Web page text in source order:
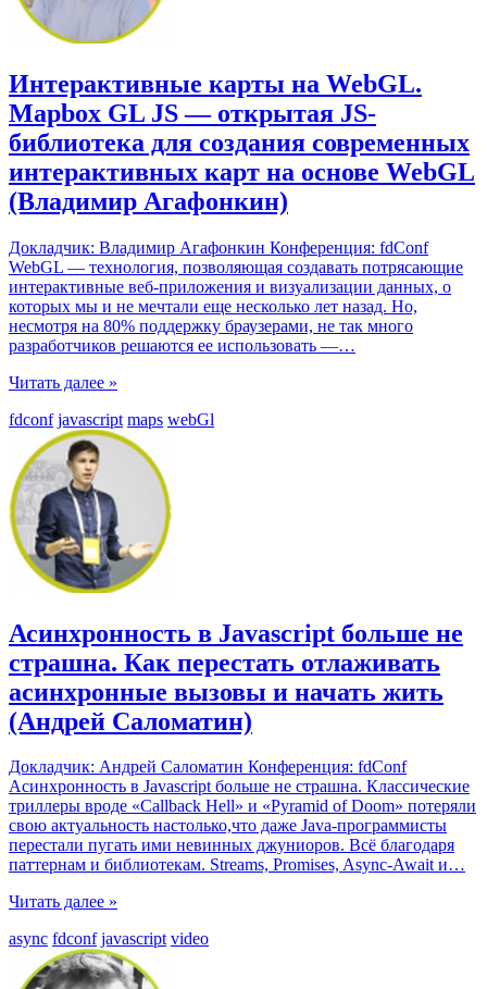
Интерактивные карты на WebGL.
Mapbox GL JS — открытая JS-
библиотека для создания современных
интерактивных карт на основе WebGL
(Владимир Агафонкин)
Докладчик: Владимир Агафонкин Конференция: fdConf
WebGL — технология, позволяющая создавать потрясающие
интерактивные веб-приложения и визуализации данных, о
которых мы и не мечтали еще несколько лет назад. Но,
несмотря на 80% поддержку браузерами, не так много
разработчиков решаются ее использовать —…
Читать далее »
fdconf javascript maps webGl
Асинхронность в Javascript больше не
страшна. Как перестать отлаживать
асинхронные вызовы и начать жить
(Андрей Саломатин)
Докладчик: Андрей Саломатин Конференция: fdConf
Асинхронность в Javascript больше не страшна. Классические
триллеры вроде «Callback Hell» и «Pyramid of Doom» потеряли
свою актуальность настолько,что даже Java-программисты
перестали пугать ими невинных джуниоров. Всё благодаря
паттернам и библиотекам. Streams, Promises, Async-Await и…
Читать далее »
async fdconf javascript video